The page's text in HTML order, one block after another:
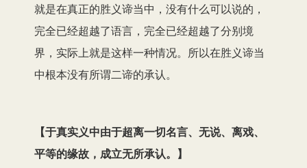
就是在真正的胜义谛当中，没有什么可以说的，
完全已经超越了语言，完全已经超越了分别境
界，实际上就是这样一种情况。所以在胜义谛当
中根本没有所谓二谛的承认。
【于真实义中由于超离一切名言、无说、离戏、
平等的缘故，成立无所承认。】